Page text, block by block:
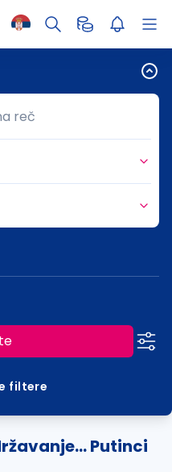
reč
reč
filtere
Putinci